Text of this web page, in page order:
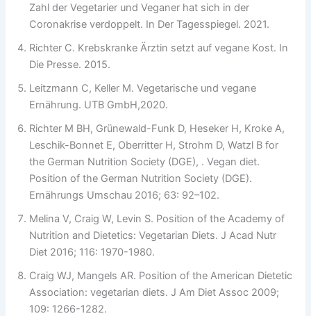
Zahl der Vegetarier und Veganer hat sich in der
Coronakrise verdoppelt. In Der Tagesspiegel. 2021.
Richter C. Krebskranke Ärztin setzt auf vegane Kost. In
Die Presse. 2015.
Leitzmann C, Keller M. Vegetarische und vegane
Ernährung. UTB GmbH,2020.
Richter M BH, Grünewald-Funk D, Heseker H, Kroke A,
Leschik-Bonnet E, Oberritter H, Strohm D, Watzl B for
the German Nutrition Society (DGE), . Vegan diet.
Position of the German Nutrition Society (DGE).
Ernährungs Umschau 2016; 63: 92–102.
Melina V, Craig W, Levin S. Position of the Academy of
Nutrition and Dietetics: Vegetarian Diets. J Acad Nutr
Diet 2016; 116: 1970-1980.
Craig WJ, Mangels AR. Position of the American Dietetic
Association: vegetarian diets. J Am Diet Assoc 2009;
109: 1266-1282.